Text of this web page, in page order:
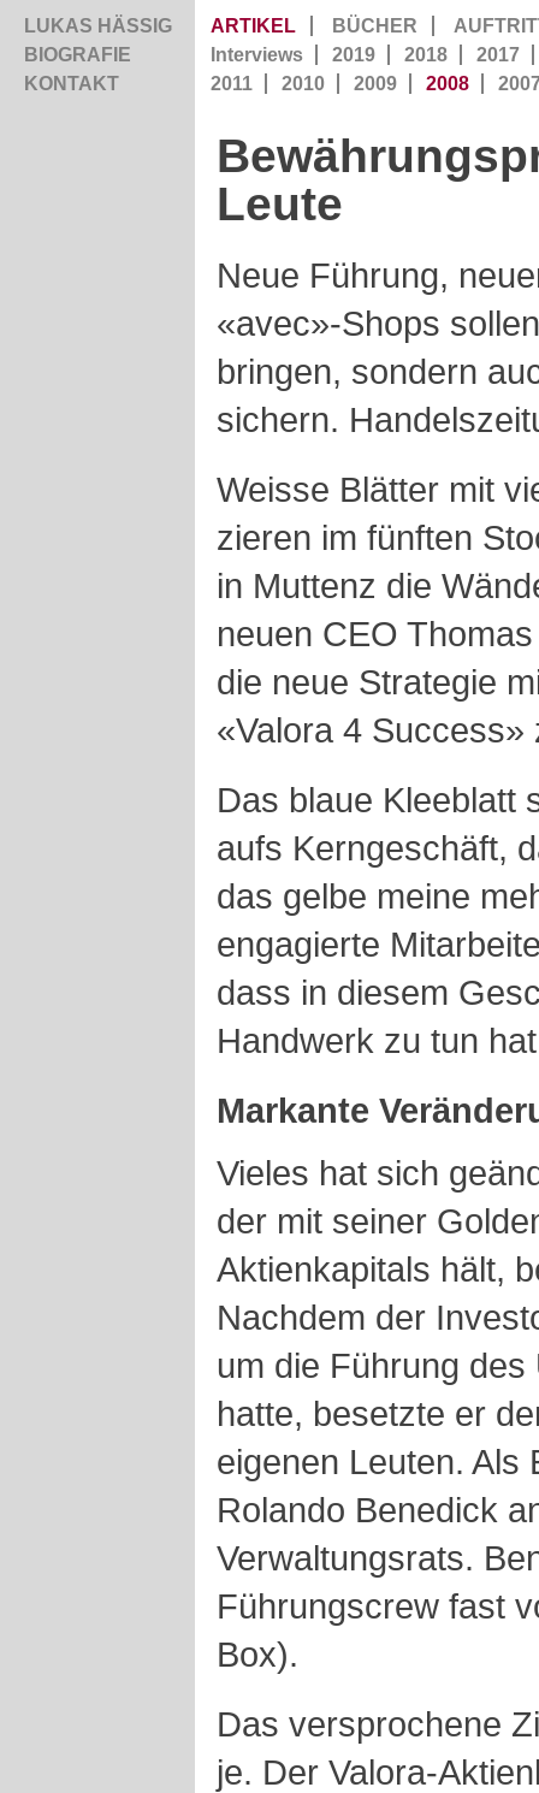
LUKAS HÄSSIG
BIOGRAFIE
KONTAKT
ARTIKEL BÜCHER
Interviews
2019 2018
2017
2011
2010 2009 2008
Leute
Neue Führung,
«avec»-Shops
bringen, sondern
sichern.
Weisse Blätter mit
zieren im fünften
in Muttenz die
neuen CEO
die neue Strategie
«Valora 4 Success»
Das blaue Kleeblatt
aufs Kerngeschäft,
das gelbe meine
engagierte
dass in diesem
Handwerk zu tun
Markante
Vieles hat sich
der mit seiner
Aktienkapitals hält,
Nachdem der
um die Führung
hatte, besetzte er
eigenen Leuten. Als
Rolando Benedick
Verwaltungsrats.
Führungscrew fast
Box).
Das versprochene
je. Der Valora-